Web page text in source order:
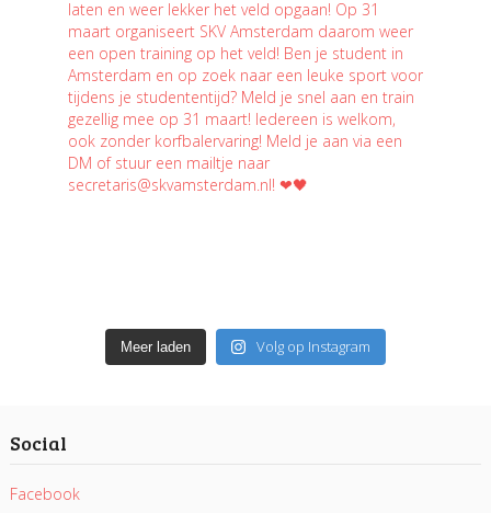
Meer laden Volg op Instagram
Social
Facebook